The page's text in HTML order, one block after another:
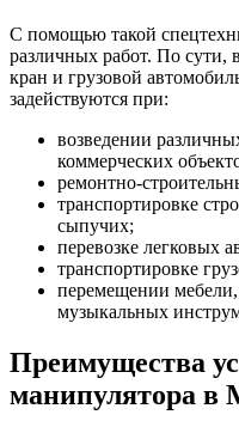
С помощью такой
различных работ. По
кран и грузовой
задействуются при:
возведении
коммерческих
ремонтно-
транспортировке
сыпучих;
перевозке легковых
транспортировке
перемещении
музыкальных
Преимущества
манипулятора в